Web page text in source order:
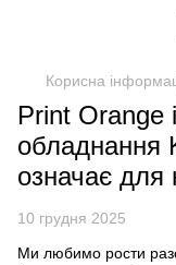
Корисна
Print Orange
означає для
10 грудня 2025
Ми любимо рости